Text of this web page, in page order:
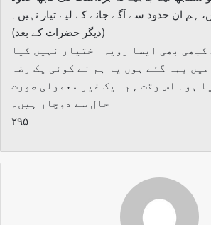
ہم ان حدود سے آگے جانے کے لیے تیار نہیں۔
(دیگر حضرات کے بعد)
بھی ایسا رویہ اختیار نہیں کیا
بہہ گئے ہوں یا ہم نے کوئی یک رضہ
ہو۔ اس وقت ہم ایک غیر معمولی صورت
حال سے دوچار ہیں۔
۲۹۵